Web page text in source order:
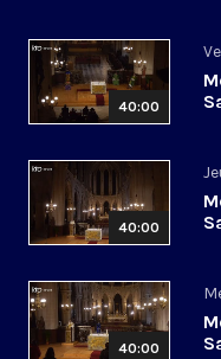
40:00
40:00
40:00